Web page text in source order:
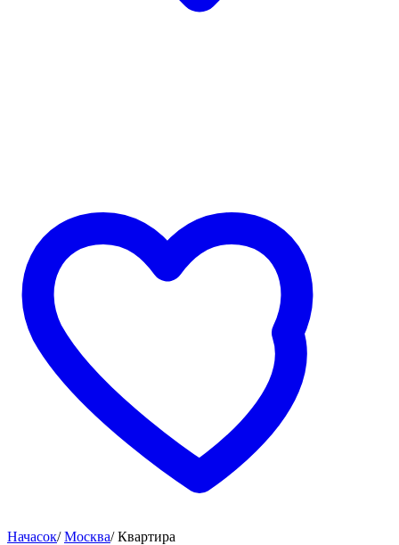
Начасок/ Москва/ Квартира